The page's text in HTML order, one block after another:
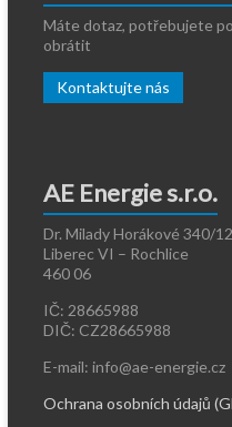
Máte dotaz, potřebujete
obrátit
Kontaktujte nás
AE Energie s.r.o.
Dr. Milady Horákové 340/
Liberec VI – Rochlice
460 06
IČ: 28665988
DIČ: CZ28665988
E-mail: info@ae-energie.cz
Ochrana osobních údajů